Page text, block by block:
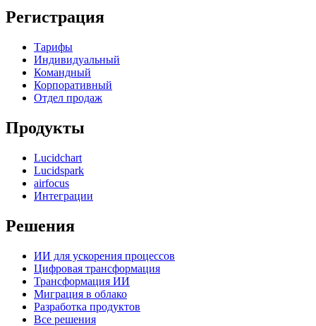
Регистрация
Тарифы
Индивидуальный
Командный
Корпоративный
Отдел продаж
Продукты
Lucidchart
Lucidspark
airfocus
Интеграции
Решения
ИИ для ускорения процессов
Цифровая трансформация
Трансформация ИИ
Миграция в облако
Разработка продуктов
Все решения